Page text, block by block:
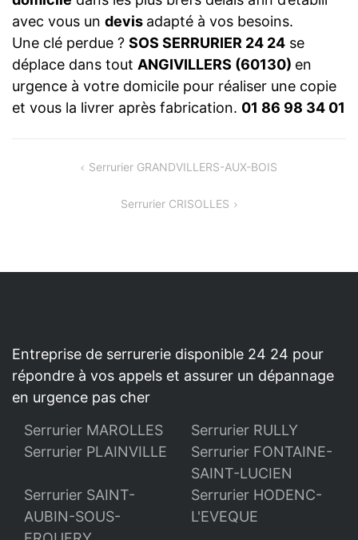
avec vous un devis adapté à vos besoins.
Une clé perdue ? SOS SERRURIER 24 24 se
déplace dans tout ANGIVILLERS (60130) en
urgence à votre domicile pour réaliser une copie
et vous la livrer après fabrication. 01 86 98 34 01
NAVIGATIONSerrurier GRANDVILLERS-AUX-BOIS
Serrurier CRISOLLES
Entreprise de serrurerie disponible 24 24 pour
répondre à vos appels et assurer un dépannage
en urgence pas cher
Serrurier MAROLLES
Serrurier RULLY
Serrurier PLAINVILLE
Serrurier FONTAINE-
SAINT-LUCIEN
Serrurier SAINT-
AUBIN-SOUS-
Serrurier HODENC-
L'EVEQUE